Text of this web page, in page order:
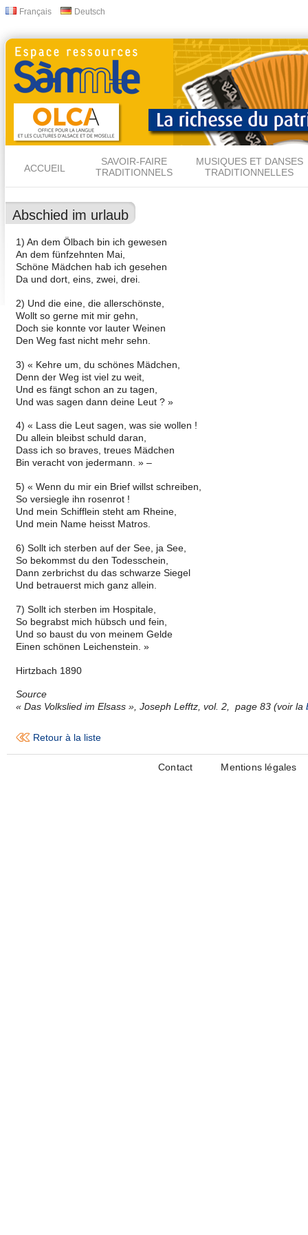
Français Deutsch
ACCUEIL
SAVOIR-FAIRE
TRADITIONNELS
MUSIQUES ET DANSES
TRADITIONNELLES
Abschied im urlaub
1) An dem Ölbach bin ich gewesen
An dem fünfzehnten Mai,
Schöne Mädchen hab ich gesehen
Da und dort, eins, zwei, drei.
2) Und die eine, die allerschönste,
Wollt so gerne mit mir gehn,
Doch sie konnte vor lauter Weinen
Den Weg fast nicht mehr sehn.
3) « Kehre um, du schönes Mädchen,
Denn der Weg ist viel zu weit,
Und es fängt schon an zu tagen,
Und was sagen dann deine Leut ? »
4) « Lass die Leut sagen, was sie wollen !
Du allein bleibst schuld daran,
Dass ich so braves, treues Mädchen
Bin veracht von jedermann. » –
5) « Wenn du mir ein Brief willst schreiben,
So versiegle ihn rosenrot !
Und mein Schifflein steht am Rheine,
Und mein Name heisst Matros.
6) Sollt ich sterben auf der See, ja See,
So bekommst du den Todesschein,
Dann zerbrichst du das schwarze Siegel
Und betrauerst mich ganz allein.
7) Sollt ich sterben im Hospitale,
So begrabst mich hübsch und fein,
Und so baust du von meinem Gelde
Einen schönen Leichenstein. »
Hirtzbach 1890
Source
« Das Volkslied im Elsass », Joseph Lefftz, vol. 2, page 83 (voir la
Retour à la liste
Contact Mentions légales